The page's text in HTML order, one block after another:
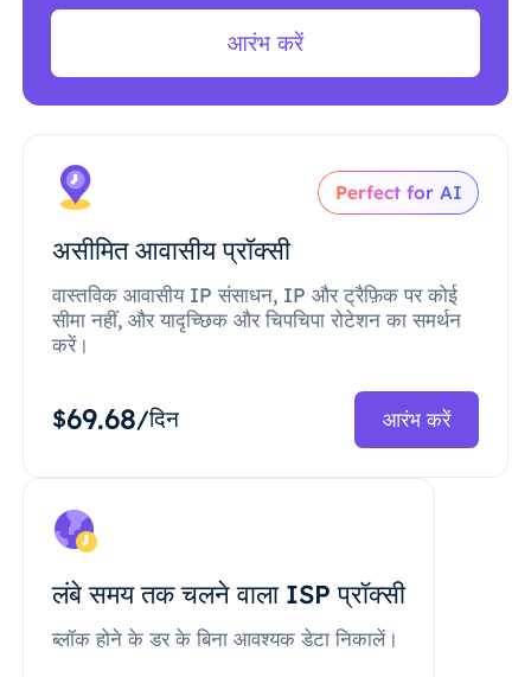
आरंभ करें
Perfect for AI
असीमित आवासीय प्रॉक्सी
वास्तविक आवासीय IP संसाधन, IP और ट्रैफ़िक पर कोई
सीमा नहीं, और यादृच्छिक और चिपचिपा रोटेशन का समर्थन
करें।
$69.68/दिन आरंभ करें
लंबे समय तक चलने वाला ISP प्रॉक्सी
ब्लॉक होने के डर के बिना आवश्यक डेटा निकालें।